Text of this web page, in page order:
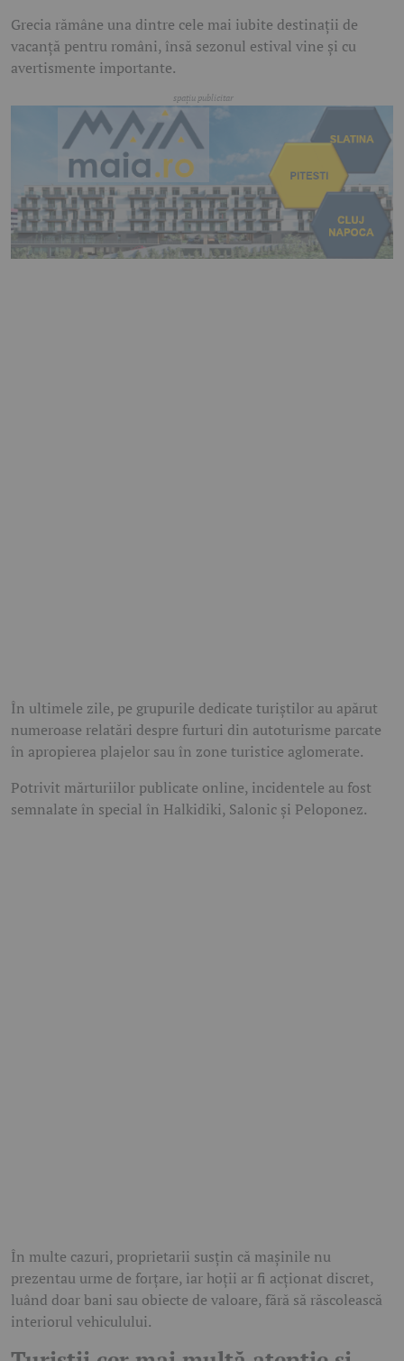
Grecia rămâne una dintre cele mai iubite destinații de
vacanță pentru români, însă sezonul estival vine și cu
avertismente importante.
În ultimele zile, pe grupurile dedicate turiștilor au apărut
numeroase relatări despre furturi din autoturisme parcate
în apropierea plajelor sau în zone turistice aglomerate.
Potrivit mărturiilor publicate online, incidentele au fost
semnalate în special în Halkidiki, Salonic și Peloponez.
În multe cazuri, proprietarii susțin că mașinile nu
prezentau urme de forțare, iar hoții ar fi acționat discret,
luând doar bani sau obiecte de valoare, fără să răscolească
interiorul vehiculului.